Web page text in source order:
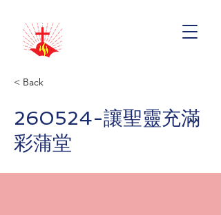
< Back
260524-讓聖靈充滿
彩蒲堂